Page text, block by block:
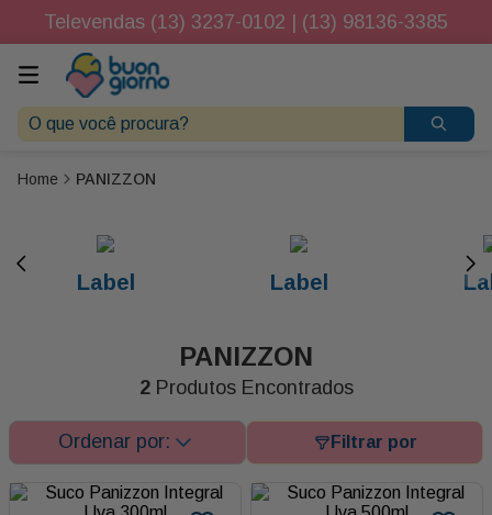
Televendas (13) 3237-0102 | (13) 98136-3385
O que você procura?
PANIZZON
Label Label
PANIZZON
2 Produtos Encontrados